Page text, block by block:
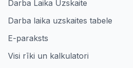
Darba Laika Uzskaite
Darba laika uzskaites tabele
E-paraksts
Visi rīki un kalkulatori